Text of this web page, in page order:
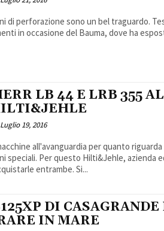
di perforazione sono un bel traguardo.
in occasione del Bauma, dove ha
LB 44 E LRB 355
Luglio 19, 2016
all'avanguardia per quanto
speciali. Per questo Hilti&Jehle, azienda
entrambe. Si...
DI CASAGRANDE
IN MARE